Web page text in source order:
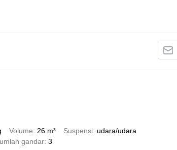
Volume 26 m³ Suspensi udara/udara
gandar 3